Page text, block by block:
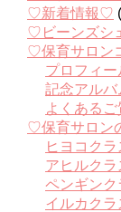
♡新着情報♡
♡ビーンズシ
♡保育サロン
プロフィー
記念アルバ
よくあるご
♡保育サロン
ヒヨコク
アヒルク
ペンギン
イルカク